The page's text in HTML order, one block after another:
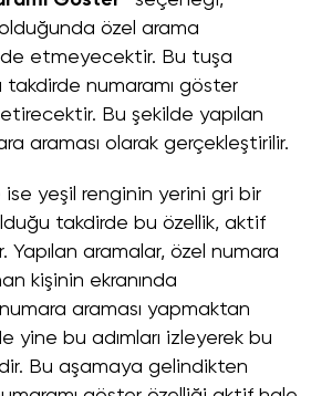
özel arama
etmeyecektir. Bu tuşa
takdirde numaramı göster
Bu şekilde yapılan
araması olarak gerçekleştirilir.
ise yeşil renginin yerini gri bir
takdirde bu özellik, aktif
aramalar, özel numara
kişinin ekranında
araması yapmaktan
yine bu adımları izleyerek bu
Bu aşamaya gelindikten